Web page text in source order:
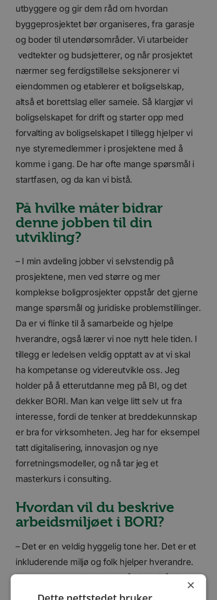
utbyggere og gir dem råd om hvordan
byggeprosjektet bør organiseres, fra garasje
og boder til utendørsområder. Vi utarbeider
vedtekter og budsjetterer, og når prosjektet
nærmer seg ferdigstillelse seksjonerer vi
eiendommen og etablerer et boligselskap,
altså et borettslag eller sameie. Så klargjør vi
boligselskapet for drift og starter opp med
forvalting av boligselskapet I tillegg hjelper vi
nye styremedlemmer i prosjektene med å
komme i gang. De har ofte mange spørsmål i
startfasen, og da kan vi bistå.
På hvilke måter bidrar
denne jobben til din
utvikling?
– I min avdeling jobber vi selvstendig på
prosjektene, men ved større og mer
komplekse boligprosjekter oppstår det gjerne
mange spørsmål og juridiske problemstillinger.
Da er vi flinke til å samarbeide og hjelpe
hverandre, også lærer vi noe nytt hele tiden. I
tillegg er ledelsen veldig opptatt av at vi skal
ha kompetanse og videreutvikle oss. Jeg
holder på å etterutdanne meg på BI, og det
dekker BORI. Man kan velge litt selv ut fra
interesse, fordi de tenker at breddekunnskap
er bra for virksomheten. Jeg har for eksempel
tatt digitalisering, innovasjon og nye
forretningsmodeller, og nå tar jeg et
masterkurs i consulting.
Hvordan vil du beskrive
arbeidsmiljøet i BORI?
– Det er en veldig hyggelig tone her. Det er et
inkluderende miljø og folk hjelper hverandre.
Jeg opplever at alle har lyst å bidra til å gjøre
det stadig bedre. Vi har nettopp flyttet inn i
×